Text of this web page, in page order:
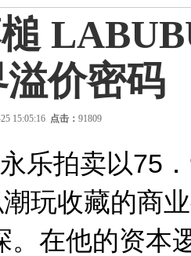
价密码
15:05:16 点击： 91809
拍卖以75．
玩收藏的商
。在他的资本